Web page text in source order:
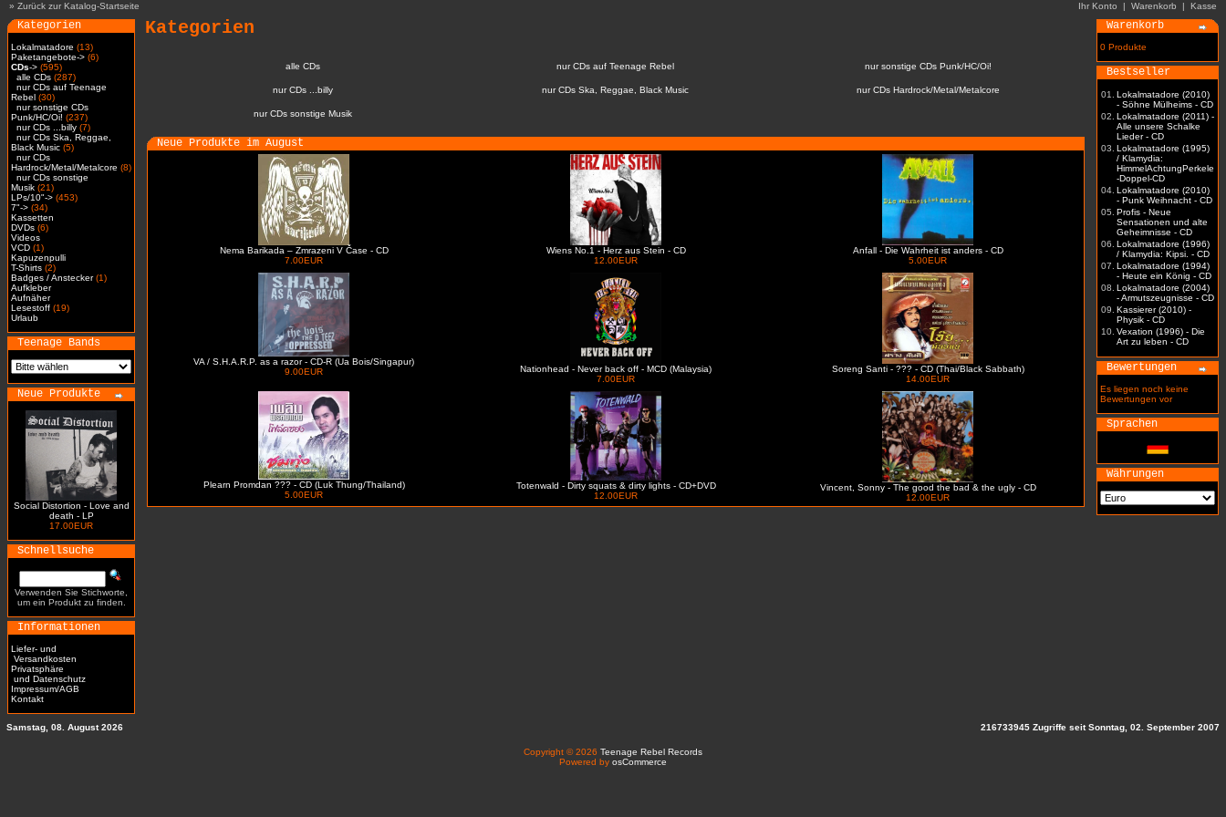
» Zurück zur Katalog-Startseite Ihr Konto | Warenkorb | Kasse
Kategorien
Lokalmatadore (13)
Paketangebote-> (6)
CDs-> (595)
alle CDs (287)
nur CDs auf Teenage
Rebel (30)
nur sonstige CDs
Punk/HC/Oi! (237)
nur CDs ...billy (7)
nur CDs Ska, Reggae,
Black Music (5)
nur CDs
Hardrock/Metal/Metalcore (8)
nur CDs sonstige
Musik (21)
LPs/10"-> (453)
7"-> (34)
Kassetten
DVDs (6)
Videos
VCD (1)
Kapuzenpulli
T-Shirts (2)
Badges / Anstecker(1)
Aufkleber
Aufnäher
Lesestoff (19)
Urlaub
Teenage Bands
Neue Produkte
Social Distortion - Love and
death - LP
17.00EUR
Schnellsuche
Verwenden Sie Stichworte,
um ein Produkt zu finden.
Informationen
Liefer- und
Versandkosten
Privatsphäre
und Datenschutz
Impressum/AGB
Kontakt
Kategorien
alle CDs nur CDs auf Teenage Rebel nur sonstige CDs Punk/HC/Oi!
nur CDs ...billy nur CDs Ska, Reggae, Black Music nur CDs Hardrock/Metal/Metalcore
nur CDs sonstige Musik
Neue Produkte im August
Nema Barikada – Zmrazeni V Čase - CD
7.00EUR
Wiens No.1 - Herz aus Stein - CD
12.00EUR
Anfall - Die Wahrheit ist anders - CD
5.00EUR
VA / S.H.A.R.P. as a razor - CD-R (Ua Bois/Singapur)
9.00EUR
Nationhead - Never back off - MCD (Malaysia)
7.00EUR
Soreng Santi - ??? - CD (Thai/Black Sabbath)
14.00EUR
Plearn Promdan ??? - CD (Luk Thung/Thailand)
5.00EUR
Totenwald - Dirty squats & dirty lights - CD+DVD
12.00EUR
Vincent, Sonny - The good the bad & the ugly - CD
12.00EUR
Warenkorb
0 Produkte
Bestseller
01.
Lokalmatadore (2010)
- Söhne Mülheims - CD
02. Lokalmatadore (2011) -
Alle unsere Schalke
Lieder - CD
03. Lokalmatadore (1995)
/ Klamydia:
HimmelAchtungPerkele
-Doppel-CD
04. Lokalmatadore (2010)
- Punk Weihnacht - CD
05. Profis - Neue
Sensationen und alte
Geheimnisse - CD
06. Lokalmatadore (1996)
/ Klamydia: Kipsi. - CD
07. Lokalmatadore (1994)
- Heute ein König - CD
08. Lokalmatadore (2004)
- Armutszeugnisse - CD
09. Kassierer (2010) -
Physik - CD
10. Vexation (1996) - Die
Art zu leben - CD
Bewertungen
Es liegen noch keine
Bewertungen vor
Sprachen
Währungen
Samstag, 08. August 2026 216733945 Zugriffe seit Sonntag, 02. September 2007
Copyright © 2026 Teenage Rebel Records
Powered by osCommerce